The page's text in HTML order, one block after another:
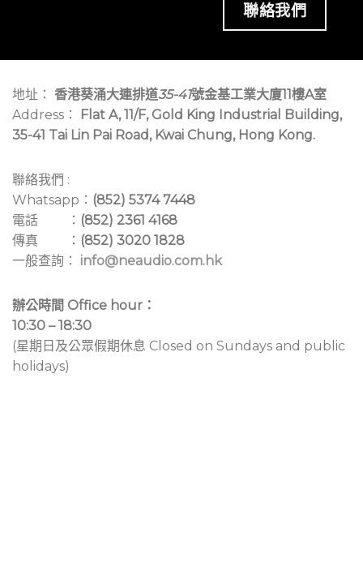
聯絡我們
地址： 香港葵涌大連排道35-41號金基工業大廈11樓A室
Address：
Flat A, 11/F, Gold King Industrial Building,
35-41 Tai Lin Pai Road, Kwai Chung, Hong Kong.
聯絡我們 :
Whatsapp： (852) 5374 7448
電話 ： (852) 2361 4168
傳真 ： (852) 3020 1828
一般查詢： info@neaudio.com.hk
辦公時間 Office hour：
10:30 – 18:30
(星期日及公眾假期休息 Closed on Sundays and public
holidays)